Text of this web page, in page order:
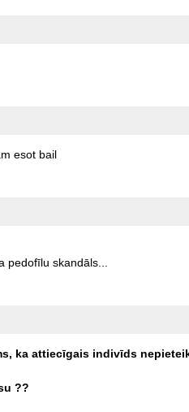
esot bail
pedofīlu skandāls...
ka attiecīgais indivīds
??